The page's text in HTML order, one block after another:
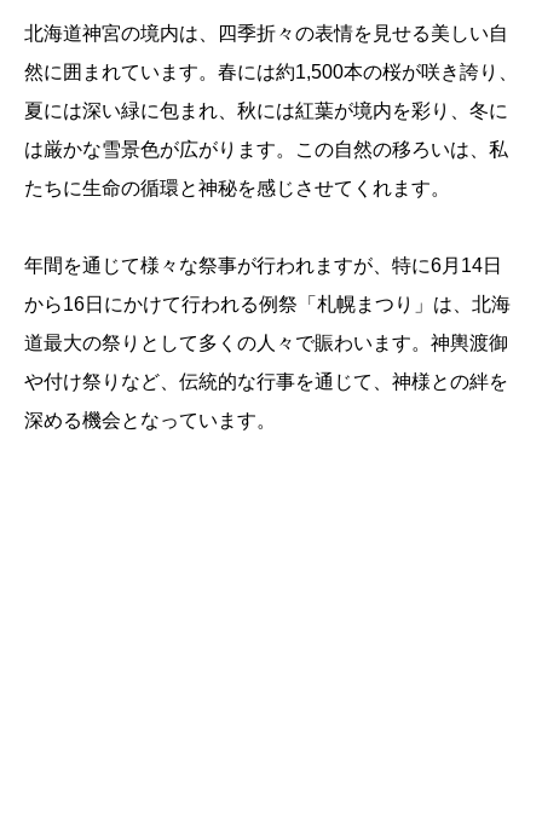
北海道神宮の境内は、四季折々の表情を見せる美しい自
然に囲まれています。春には約1,500本の桜が咲き誇り、
夏には深い緑に包まれ、秋には紅葉が境内を彩り、冬に
は厳かな雪景色が広がります。この自然の移ろいは、私
たちに生命の循環と神秘を感じさせてくれます。
年間を通じて様々な祭事が行われますが、特に6月14日
から16日にかけて行われる例祭「札幌まつり」は、北海
道最大の祭りとして多くの人々で賑わいます。神輿渡御
や付け祭りなど、伝統的な行事を通じて、神様との絆を
深める機会となっています。